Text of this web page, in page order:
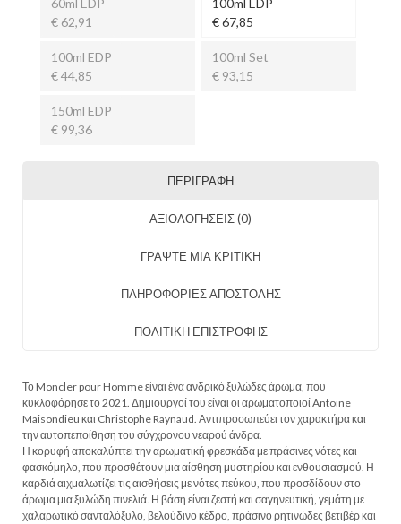
€ 62,91
€ 67,85
100ml EDP
€ 44,85
100ml Set
€ 93,15
150ml EDP
€ 99,36
ΠΕΡΙΓΡΑΦΉ
ΑΞΙΟΛΟΓΉΣΕΙΣ (0)
ΓΡΑΨΤΕ ΜΙΑ ΚΡΙΤΙΚΗ
ΠΛΗΡΟΦΟΡΙΕΣ ΑΠΟΣΤΟΛΗΣ
ΠΟΛΙΤΙΚΗ ΕΠΙΣΤΡΟΦΗΣ
Το Moncler pour Homme είναι ένα ανδρικό ξυλώδες άρωμα, που
κυκλοφόρησε το 2021. Δημιουργοί του είναι οι αρωματοποιοί Antoine
Maisondieu και Christophe Raynaud. Αντιπροσωπεύει τον χαρακτήρα και
την αυτοπεποίθηση του σύγχρονου νεαρού άνδρα.
Η κορυφή αποκαλύπτει την αρωματική φρεσκάδα με πράσινες νότες και
φασκόμηλο, που προσθέτουν μια αίσθηση μυστηρίου και ενθουσιασμού. Η
καρδιά αιχμαλωτίζει τις αισθήσεις με νότες πεύκου, που προσδίδουν στο
άρωμα μια ξυλώδη πινελιά. Η βάση είναι ζεστή και σαγηνευτική, γεμάτη με
χαλαρωτικό σανταλόξυλο, βελούδινο κέδρο, πράσινο ρητινώδες βετιβέρ και